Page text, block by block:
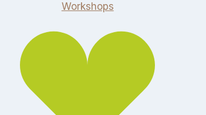
Workshops